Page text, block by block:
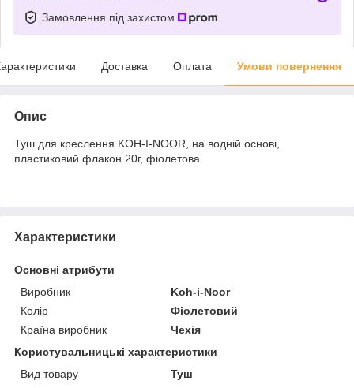
Замовлення під захистом
Доставка Оплата Умови повернення
Опис
Туш для креслення KOH-I-NOOR, на водній основі,
пластиковий флакон 20г, фіолетова
Характеристики
Основні атрибути
Виробник
Koh-i-Noor
Колір
Фіолетовий
Країна виробник
Чехія
Користувальницькі характеристики
Вид товару
Туш